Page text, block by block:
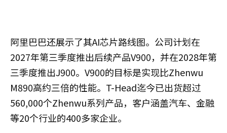
阿里巴巴还展示了其AI芯片路线图。公司计划在
2027年第三季度推出后续产品V900，并在2028年第
三季度推出J900。V900的目标是实现比Zhenwu
M890高约三倍的性能。T-Head迄今已出货超过
560,000个Zhenwu系列产品，客户涵盖汽车、金融
等20个行业的400多家企业。